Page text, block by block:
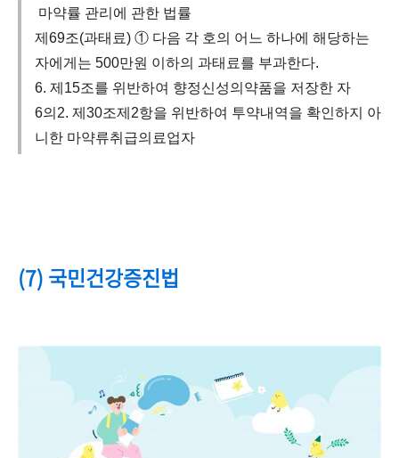
마약률 관리에 관한 법률
제69조(과태료) ① 다음 각 호의 어느 하나에 해당하는
자에게는 500만원 이하의 과태료를 부과한다.
6. 제15조를 위반하여 향정신성의약품을 저장한 자
6의2. 제30조제2항을 위반하여 투약내역을 확인하지 아
니한 마약류취급의료업자
(7) 국민건강증진법